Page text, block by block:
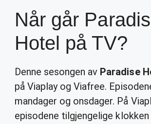
Når går
Hotel på TV?
Denne sesongen av Paradise
på Viaplay og Viafree.
mandager og onsdager. På
episodene tilgjengelige klokken